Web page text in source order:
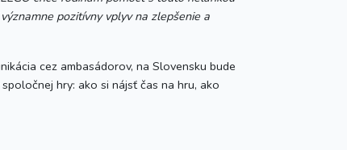
pozitívny vplyv na zlepšenie a
cez ambasádorov, na Slovensku bude
hry: ako si nájsť čas na hru, ako